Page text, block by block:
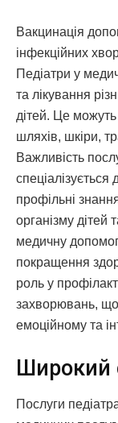
Вакцинація
інфекційних
Педіатри у
та лікування
дітей. Це
шляхів, шкіри,
Важливість
профільні
організму дітей
медичну
покращення
роль у
захворювань,
емоційному та
Широкий
Послуги